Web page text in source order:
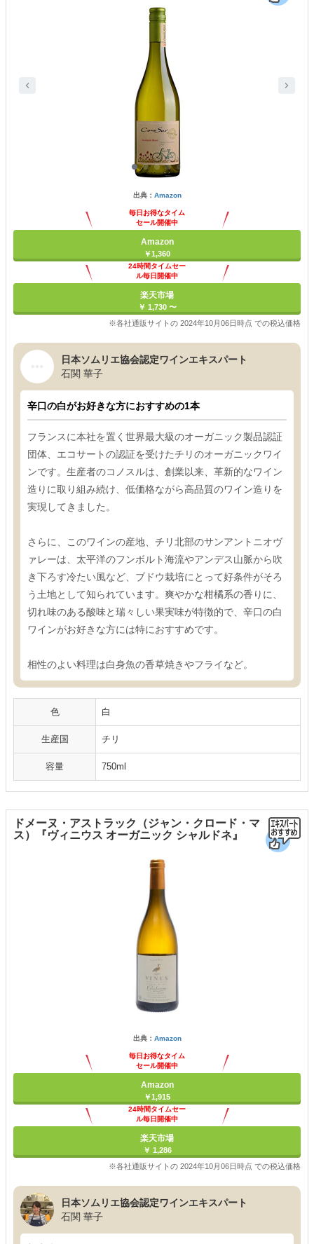
出典： Amazon
毎日お得なタイム
セール開催中
Amazon
￥1,360
24時間タイムセー
ル毎日開催中
楽天市場
￥ 1,730 〜
※各社通販サイトの 2024年10月06日時点 での税込価格
日本ソムリエ協会認定ワインエキスパート
石関 華子
辛口の白がお好きな方におすすめの1本
フランスに本社を置く世界最大級のオーガニック製品認証
団体、エコサートの認証を受けたチリのオーガニックワイ
ンです。生産者のコノスルは、創業以来、革新的なワイン
造りに取り組み続け、低価格ながら高品質のワイン造りを
実現してきました。
さらに、このワインの産地、チリ北部のサンアントニオヴ
ァレーは、太平洋のフンボルト海流やアンデス山脈から吹
き下ろす冷たい風など、ブドウ栽培にとって好条件がそろ
う土地として知られています。爽やかな柑橘系の香りに、
切れ味のある酸味と瑞々しい果実味が特徴的で、辛口の白
ワインがお好きな方には特におすすめです。
相性のよい料理は白身魚の香草焼きやフライなど。
色 白
生産国 チリ
容量 750ml
ドメーヌ・アストラック（ジャン・クロード・マ
ス）『ヴィニウス オーガニック シャルドネ』
出典： Amazon
毎日お得なタイム
セール開催中
Amazon
￥1,915
24時間タイムセー
ル毎日開催中
楽天市場
￥ 1,286
※各社通販サイトの 2024年10月06日時点 での税込価格
日本ソムリエ協会認定ワインエキスパート
石関 華子